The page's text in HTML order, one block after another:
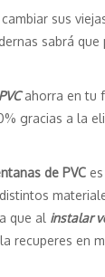
sus
sabrá
ahorra en tu
gracias a la
de PVC
que al instalar
recuperes en